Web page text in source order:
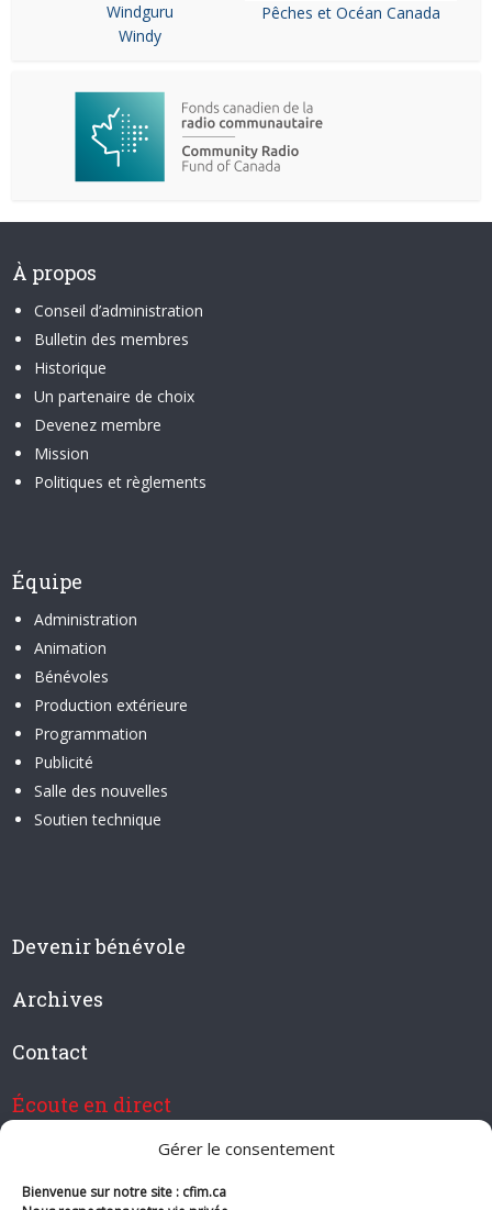
Gérer le consentement
Bienvenue sur notre site : cfim.ca
Windguru
Windy
Pêches et Océan Canada
À propos
Conseil d’administration
Bulletin des membres
Historique
Un partenaire de choix
Devenez membre
Mission
Politiques et règlements
Équipe
Administration
Animation
Bénévoles
Production extérieure
Programmation
Publicité
Salle des nouvelles
Soutien technique
Devenir bénévole
Archives
Contact
Écoute en direct